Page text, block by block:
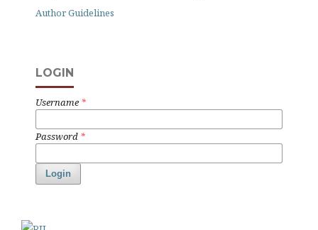
Author Guidelines
LOGIN
Username *
Password *
Login